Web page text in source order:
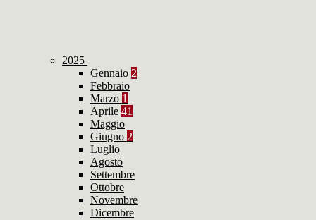
2025
Gennaio 2
Febbraio
Marzo 1
Aprile 41
Maggio
Giugno 2
Luglio
Agosto
Settembre
Ottobre
Novembre
Dicembre